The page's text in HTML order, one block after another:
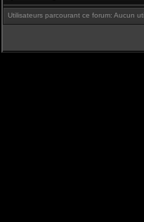
Utilisateurs parcourant ce forum: Aucun